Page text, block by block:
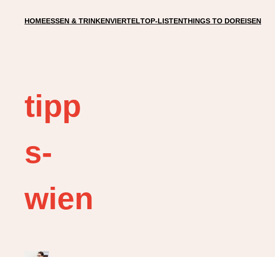
HOMEESSEN & TRINKENVIERTELTOP-LISTENTHINGS TO DOREISEN
tipp
s-
wien